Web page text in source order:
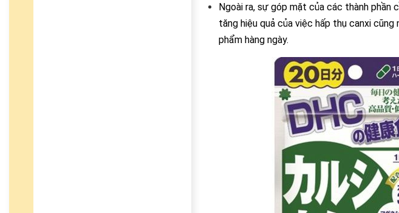
Ngoài ra, sự góp mặt của các thành phần
tăng hiệu quả của việc hấp thụ canxi
phẩm hàng ngày.